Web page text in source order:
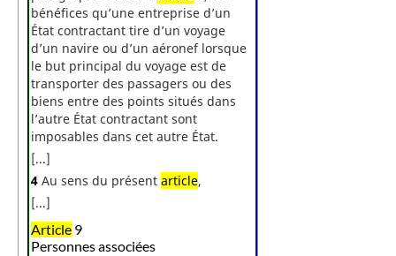
bénéfices qu’une entreprise d’un
État contractant tire d’un voyage
d’un navire ou d’un aéronef lorsque
le but principal du voyage est de
transporter des passagers ou des
biens entre des points situés dans
l’autre État contractant sont
imposables dans cet autre État.
[...]
4 Au sens du présent article,
[...]
Article 9
Personnes associées